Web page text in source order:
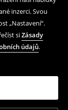
inzerci. Svou
„Nastavení“.
siZásady
údajů.